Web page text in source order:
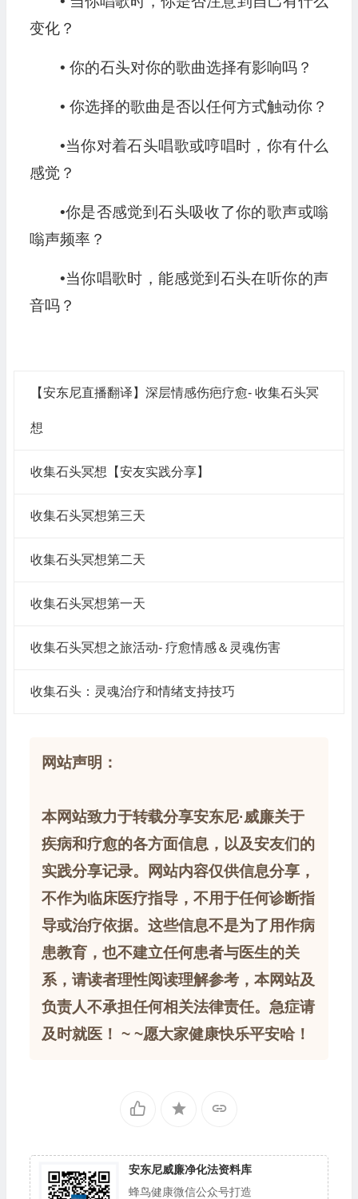
变化？
• 你的石头对你的歌曲选择有影响吗？
• 你选择的歌曲是否以任何方式触动你？
•当你对着石头唱歌或哼唱时，你有什么
感觉？
•你是否感觉到石头吸收了你的歌声或嗡
嗡声频率？
•当你唱歌时，能感觉到石头在听你的声
音吗？
【安东尼直播翻译】深层情感伤疤疗愈- 收集石头冥
想
收集石头冥想【安友实践分享】
收集石头冥想第三天
收集石头冥想第二天
收集石头冥想第一天
收集石头冥想之旅活动- 疗愈情感＆灵魂伤害
收集石头：灵魂治疗和情绪支持技巧
网站声明：
本网站致力于转载分享安东尼·威廉关于
疾病和疗愈的各方面信息，以及安友们的
实践分享记录。网站内容仅供信息分享，
不作为临床医疗指导，不用于任何诊断指
导或治疗依据。这些信息不是为了用作病
患教育，也不建立任何患者与医生的关
系，请读者理性阅读理解参考，本网站及
负责人不承担任何相关法律责任。急症请
及时就医！ ~ ~愿大家健康快乐平安哈！
安东尼威廉净化法资料库
蜂鸟健康微信公众号打造